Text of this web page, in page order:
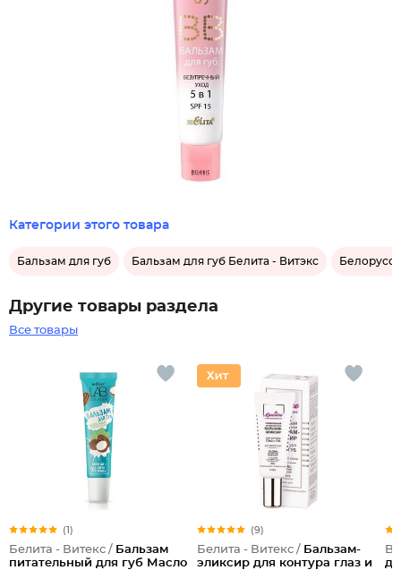
Категории этого товара
Бальзам для губ Бальзам для губ Белита - Витэкс
Другие товары раздела
Все товары
(1)
Белита - Витекс / Бальзам
питательный для губ Масло
(9)
Белита - Витекс / Бальзам-
эликсир для контура глаз и